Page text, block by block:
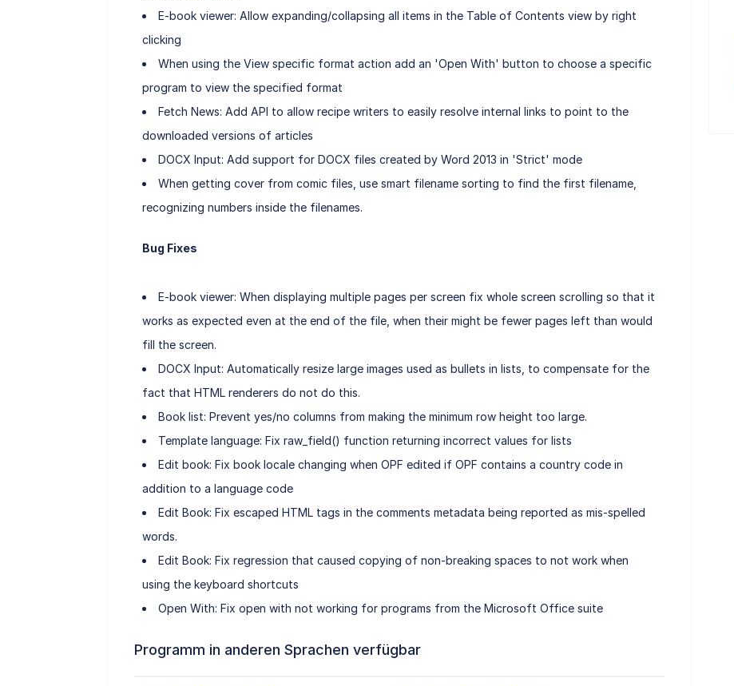
E-book viewer: Allow expanding/collapsing all items in the Table of Contents view by right
clicking
When using the View specific format action add an 'Open With' button to choose a specific
program to view the specified format
Fetch News: Add API to allow recipe writers to easily resolve internal links to point to the
downloaded versions of articles
DOCX Input: Add support for DOCX files created by Word 2013 in 'Strict' mode
When getting cover from comic files, use smart filename sorting to find the first filename,
recognizing numbers inside the filenames.
Bug Fixes
E-book viewer: When displaying multiple pages per screen fix whole screen scrolling so that it
works as expected even at the end of the file, when their might be fewer pages left than would
fill the screen.
DOCX Input: Automatically resize large images used as bullets in lists, to compensate for the
fact that HTML renderers do not do this.
Book list: Prevent yes/no columns from making the minimum row height too large.
Template language: Fix raw_field() function returning incorrect values for lists
Edit book: Fix book locale changing when OPF edited if OPF contains a country code in
addition to a language code
Edit Book: Fix escaped HTML tags in the comments metadata being reported as mis-spelled
words.
Edit Book: Fix regression that caused copying of non-breaking spaces to not work when
using the keyboard shortcuts
Open With: Fix open with not working for programs from the Microsoft Office suite
Programm in anderen Sprachen verfügbar